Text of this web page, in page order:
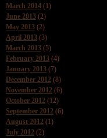
March 2014 (1)
June 2013 (2)
May 2013 (2)
April 2013 (3)
March 2013 (5)
February 2013 (4)
January 2013 (7)
December 2012 (8)
November 2012 (6)
October 2012 (12)
September 2012 (6)
August 2012 (1)
July 2012 (2)